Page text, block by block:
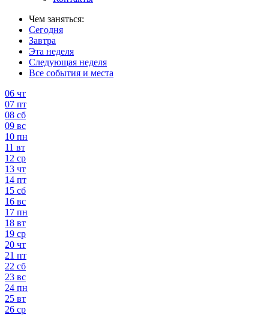
Чем заняться:
Сегодня
Завтра
Эта неделя
Следующая неделя
Все события и места
06 чт
07 пт
08 сб
09 вс
10 пн
11 вт
12 ср
13 чт
14 пт
15 сб
16 вс
17 пн
18 вт
19 ср
20 чт
21 пт
22 сб
23 вс
24 пн
25 вт
26 ср